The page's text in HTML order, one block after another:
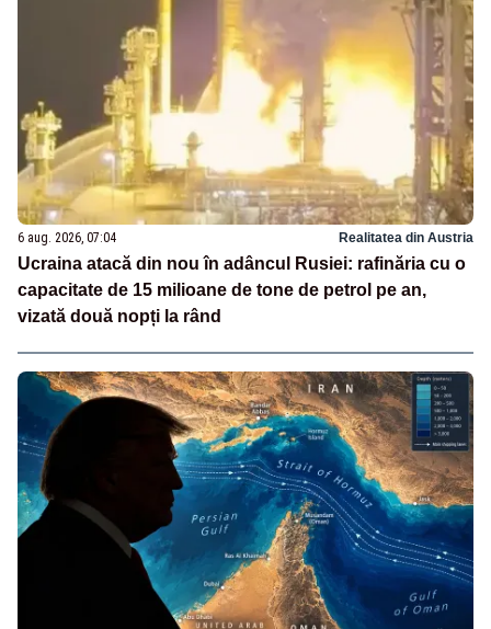
6 aug. 2026, 07:04 Realitatea din Austria
Ucraina atacă din nou în adâncul Rusiei: rafinăria cu o
capacitate de 15 milioane de tone de petrol pe an,
vizată două nopți la rând